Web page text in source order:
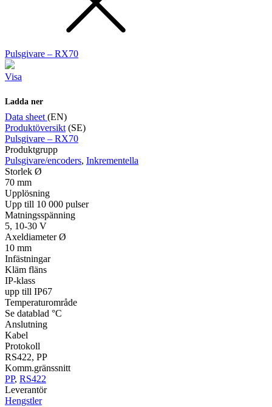
Pulsgivare – RX70
Visa
Ladda ner
Data sheet (EN)
Produktöversikt (SE)
Pulsgivare – RX70
Produktgrupp
Pulsgivare/encoders, Inkrementella
Storlek Ø
70 mm
Upplösning
Upp till 10 000 pulser
Matningsspänning
5, 10-30 V
Axeldiameter Ø
10 mm
Infästningar
Kläm fläns
IP-klass
upp till IP67
Temperaturområde
Se datablad °C
Anslutning
Kabel
Protokoll
RS422, PP
Komm.gränssnitt
PP, RS422
Leverantör
Hengstler